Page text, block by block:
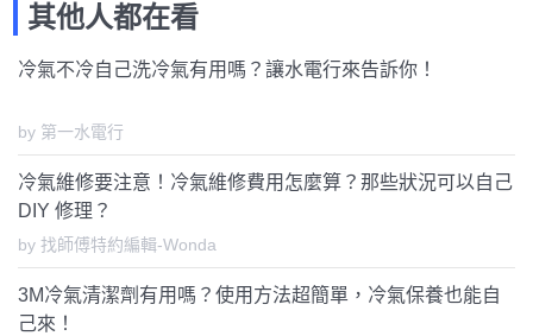
其他人都在看
冷氣不冷自己洗冷氣有用嗎？讓水電行來告訴你！
by 第一水電行
冷氣維修要注意！冷氣維修費用怎麼算？那些狀況可以自己
DIY 修理？
by 找師傅特約編輯-Wonda
3M冷氣清潔劑有用嗎？使用方法超簡單，冷氣保養也能自
己來！